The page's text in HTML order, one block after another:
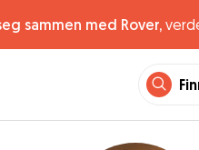
sammen med Rover,